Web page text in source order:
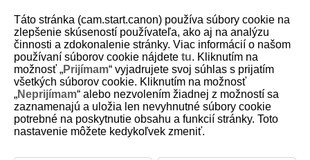
D101-050
Manuálne zaostrenie
Ak sa nedá zaostrovať automaticky, podľa nasledujúcich pokynov
zaostrujte manuálne.
Táto stránka (cam.start.canon) používa súbory cookie na
zlepšenie skúseností používateľa, ako aj na analýzu
činnosti a zdokonalenie stránky. Viac informácií o našom
používaní súborov cookie nájdete tu. Kliknutím na
možnosť „Prijímam“ vyjadrujete svoj súhlas s prijatím
všetkých súborov cookie. Kliknutím na možnosť
„Neprijímam“ alebo nezvolením žiadnej z možností sa
zaznamenajú a uložia len nevyhnutné súbory cookie
potrebné na poskytnutie obsahu a funkcií stránky. Toto
nastavenie môžete kedykoľvek zmeniť.